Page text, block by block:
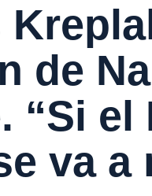
de
“Si
va a